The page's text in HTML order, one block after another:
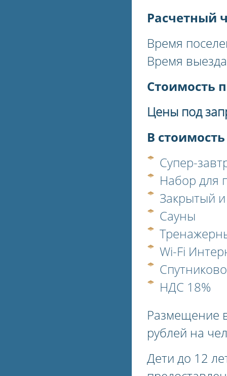
Расчетный
Время
Время
Стоимость
Цены под
В
Супер-
Набор для
Закрытый
Сауны
Wi-Fi
НДС 18%
Размещение
рублей на
Дети до 12